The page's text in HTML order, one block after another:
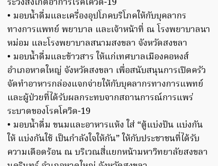
• มอบน้ำดื่มและเครื่องอุปโภคบริโภคให้กับบุคลากร
ทางการแพทย์ พยาบาล และเจ้าหน้าที่ ณ โรงพยาบาลนา
หม่อม และโรงพยาบาลสนามสงขลา จังหวัดสงขลา
• มอบน้ำดื่มและข้าวสาร ให้แก่เทศบาลเมืองคอหงส์
อำเภอหาดใหญ่ จังหวัดสงขลา เพื่อสนับสนุนการเปิดครัว
จัดทำอาหารกล่องแจกจ่ายให้กับบุคลากรทางการแพทย์
และผู้ป่วยที่ได้รับผลกระทบจากสถานการณ์การแพร่
ระบาดของโรคโควิด-19
• มอบน้ำดื่ม ขนมและอาหารแห้ง ใส่ “ตู้แบ่งปัน แบ่งกัน
ให้ แบ่งกันใช้ เป็นกำลังใจให้กัน” ให้กับประชาชนที่ได้รับ
ความเดือดร้อน ณ บริเวณสี่แยกหน้ามหาวิทยาลัยสงขลา